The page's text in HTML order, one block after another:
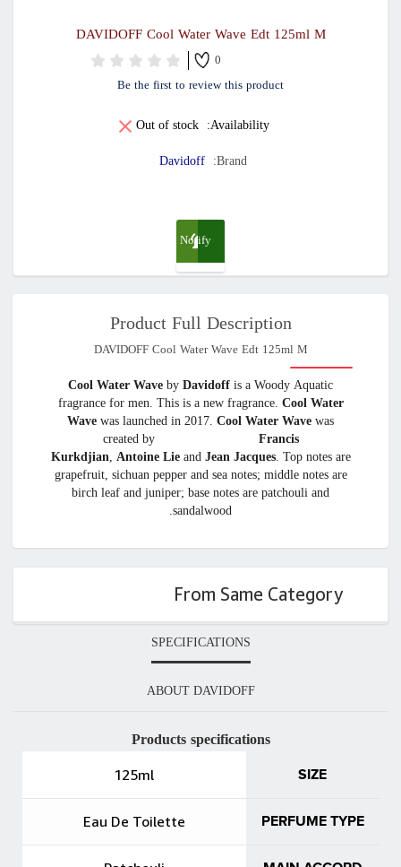
DAVIDOFF Cool Water Wave Edt 125ml M
0
Be the first to review this product
Availability:
Out of stock
Brand:
Davidoff
Notify
when
Product Full Description
DAVIDOFF Cool Water Wave Edt 125ml M
Cool Water Wave by Davidoff is a Woody Aquatic
fragrance for men. This is a new fragrance. Cool Water
Wave was launched in 2017. Cool Water Wave was
created by Francis
Kurkdjian, Antoine Lieand Jean Jacques. Top notes are
grapefruit, sichuan pepper and sea notes; middle notes are
birch leaf and juniper; base notes are patchouli and
sandalwood.
From Same Category
SPECIFICATIONS
ABOUT DAVIDOFF
Products specifications
SIZE
125ml
PERFUME TYPE
Eau De Toilette